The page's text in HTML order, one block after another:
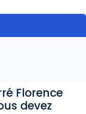
Florence
devez